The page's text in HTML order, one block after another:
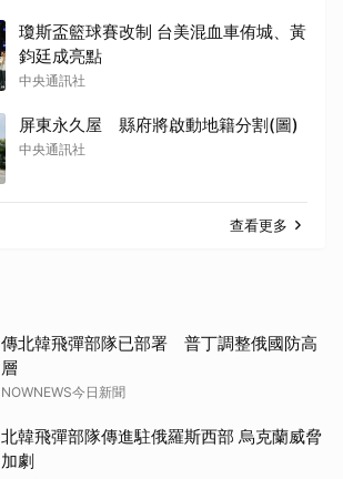
瓊斯盃籃球賽改制 台美混血車侑城、黃
鈞廷成亮點
中央通訊社
屏東永久屋 縣府將啟動地籍分割(圖)
中央通訊社
查看更多
傳北韓飛彈部隊已部署 普丁調整俄國防高
層
NOWNEWS今日新聞
北韓飛彈部隊傳進駐俄羅斯西部 烏克蘭威脅
加劇